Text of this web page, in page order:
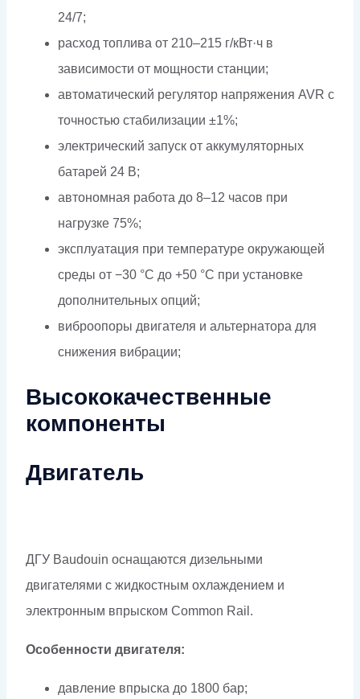
24/7;
расход топлива от 210–215 г/кВт·ч в
зависимости от мощности станции;
автоматический регулятор напряжения AVR с
точностью стабилизации ±1%;
электрический запуск от аккумуляторных
батарей 24 В;
автономная работа до 8–12 часов при
нагрузке 75%;
эксплуатация при температуре окружающей
среды от −30 °C до +50 °C при установке
дополнительных опций;
виброопоры двигателя и альтернатора для
снижения вибрации;
Высококачественные
компоненты
Двигатель
ДГУ Baudouin оснащаются дизельными
двигателями с жидкостным охлаждением и
электронным впрыском Common Rail.
Особенности двигателя:
давление впрыска до 1800 бар;